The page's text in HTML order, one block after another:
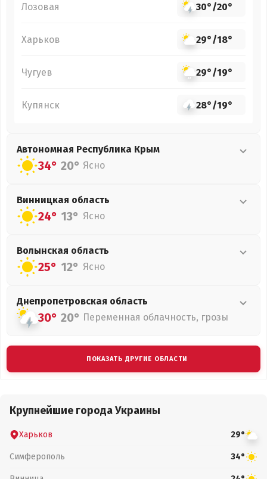
Лозовая 30°/20°
Харьков 29°/18°
Чугуев 29°/19°
Купянск 28°/19°
Автономная Республика Крым
34° 20° Ясно
Винницкая область
24° 13° Ясно
Волынская область
25° 12° Ясно
Днепропетровская область
30° 20° Переменная облачность, грозы
ПОКАЗАТЬ ДРУГИЕ ОБЛАСТИ
Крупнейшие города Украины
Харьков 29°
Симферополь 34°